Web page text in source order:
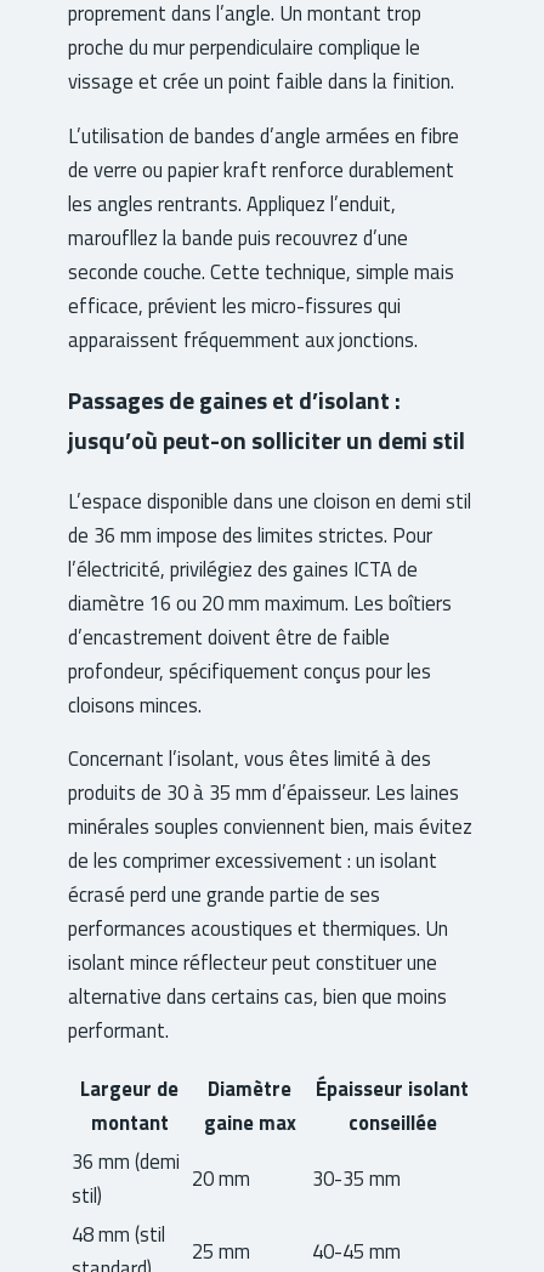
proprement dans l’angle. Un montant trop
proche du mur perpendiculaire complique le
vissage et crée un point faible dans la finition.
L’utilisation de bandes d’angle armées en fibre
de verre ou papier kraft renforce durablement
les angles rentrants. Appliquez l’enduit,
maroufllez la bande puis recouvrez d’une
seconde couche. Cette technique, simple mais
efficace, prévient les micro-fissures qui
apparaissent fréquemment aux jonctions.
Passages de gaines et d’isolant :
jusqu’où peut-on solliciter un demi stil
L’espace disponible dans une cloison en demi stil
de 36 mm impose des limites strictes. Pour
l’électricité, privilégiez des gaines ICTA de
diamètre 16 ou 20 mm maximum. Les boîtiers
d’encastrement doivent être de faible
profondeur, spécifiquement conçus pour les
cloisons minces.
Concernant l’isolant, vous êtes limité à des
produits de 30 à 35 mm d’épaisseur. Les laines
minérales souples conviennent bien, mais évitez
de les comprimer excessivement : un isolant
écrasé perd une grande partie de ses
performances acoustiques et thermiques. Un
isolant mince réflecteur peut constituer une
alternative dans certains cas, bien que moins
performant.
Largeur de
montant
Diamètre
gaine max
Épaisseur isolant
conseillée
36 mm (demi
stil)
20 mm
30-35 mm
48 mm (stil
25 mm 40-45 mm